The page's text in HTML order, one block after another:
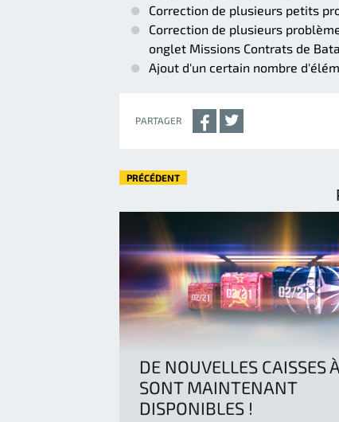
Correction de plusieurs petits
Correction de plusieurs
onglet Missions Contrats de
Ajout d'un certain nombre
PARTAGER
PRÉCÉDENT
DE NOUVELLES CAISSES
SONT MAINTENANT
DISPONIBLES !